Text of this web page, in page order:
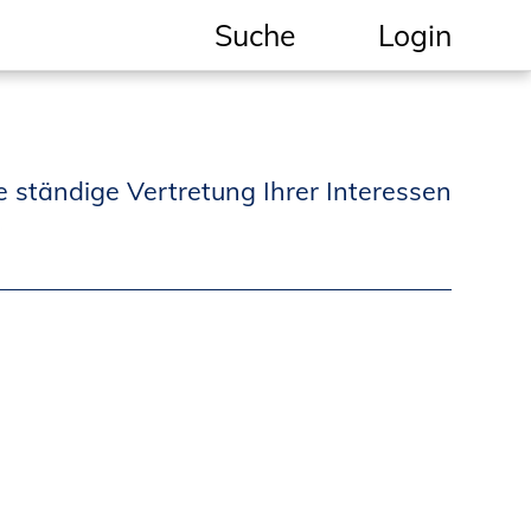
Suche
Informationen für
Login
ständige Vertretung Ihrer Interessen